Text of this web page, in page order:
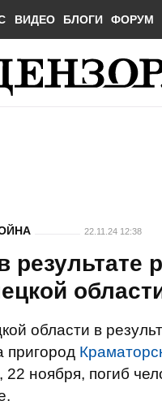
ВИДЕО БЛОГИ ФОРУМ
22.11.24 12:38
области в
пригород
22 ноября, погиб